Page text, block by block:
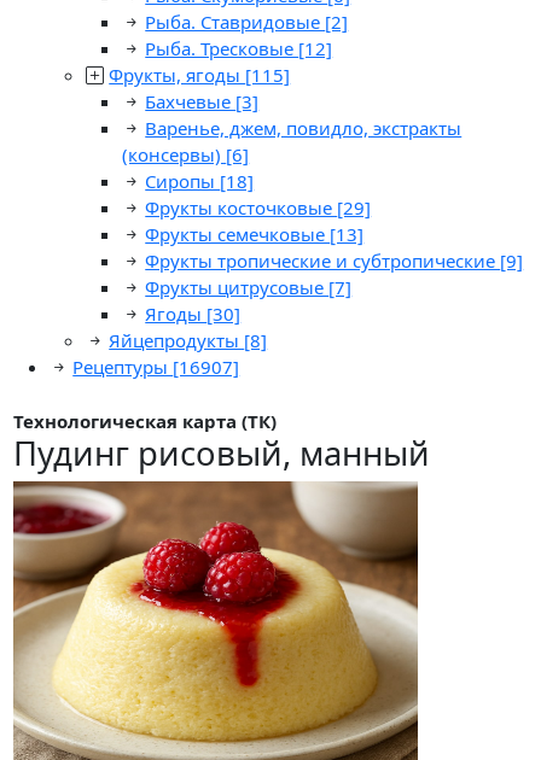
Рыба. Ставридовые [2]
Рыба. Тресковые [12]
Фрукты, ягоды [115]
Бахчевые [3]
Варенье, джем, повидло, экстракты
(консервы) [6]
Сиропы [18]
Фрукты косточковые [29]
Фрукты семечковые [13]
Фрукты тропические и субтропические [9]
Фрукты цитрусовые [7]
Ягоды [30]
Яйцепродукты [8]
Рецептуры [16907]
Технологическая карта (ТК)
Пудинг рисовый, манный